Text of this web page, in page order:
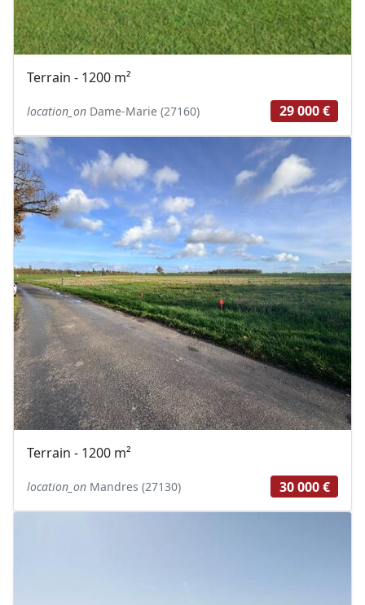
Terrain - 1200 m²
location_on Dame-Marie (27160) 29 000 €
Terrain - 1200 m²
location_on Mandres (27130) 30 000 €